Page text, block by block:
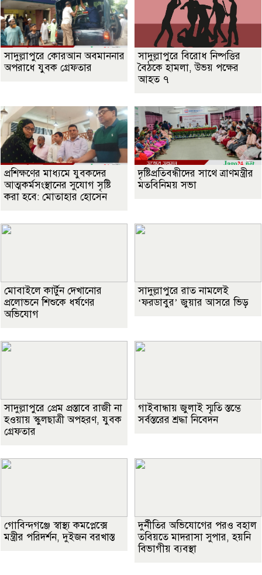
সাদুল্লাপুরে কোরআন অবমাননার
অপরাধে যুবক গ্রেফতার
সাদুল্লাপুরে বিরোধ নিষ্পত্তির
বৈঠকে হামলা, উভয় পক্ষের
আহত ৭
প্রশিক্ষণের মাধ্যমে যুবকদের
আত্মকর্মসংস্থানের সুযোগ সৃষ্টি
করা হবে: মোতাহার হোসেন
দৃষ্টিপ্রতিবন্ধীদের সাথে ত্রাণমন্ত্রীর
মতবিনিময় সভা
মোবাইলে কার্টুন দেখানোর
প্রলোভনে শিশুকে ধর্ষণের
অভিযোগ
সাদুল্লাপুরে রাত নামলেই
‘ফরডাবুর’ জুয়ার আসরে ভিড়
সাদুল্লাপুরে প্রেম প্রস্তাবে রাজী না
হওয়ায় স্কুলছাত্রী অপহরণ, যুবক
গ্রেফতার
গাইবান্ধায় জুলাই স্মৃতি স্তম্ভে
সর্বস্তরের শ্রদ্ধা নিবেদন
গোবিন্দগঞ্জে স্বাস্থ্য কমপ্লেক্সে
মন্ত্রীর পরিদর্শন, দুইজন বরখাস্ত
দুর্নীতির অভিযোগের পরও বহাল
তবিয়তে মাদরাসা সুপার, হয়নি
বিভাগীয় ব্যবস্থা